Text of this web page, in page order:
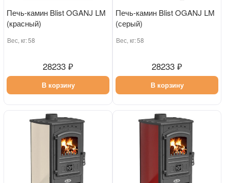
Печь-камин Blist OGANJ LM
(красный)
Вес, кг:58
28233 ₽
В корзину
Печь-камин Blist OGANJ LM
(серый)
Вес, кг:58
28233 ₽
В корзину